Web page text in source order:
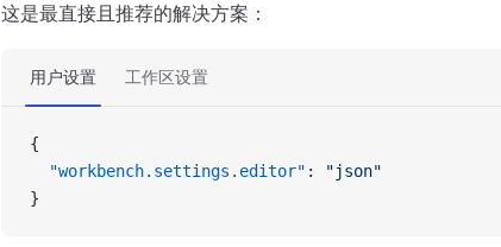
这是最直接且推荐的解决方案：
用户设置 工作区设置
{
  "workbench.settings.editor"
:
"json"
}